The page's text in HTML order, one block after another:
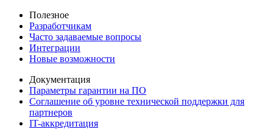
Полезное
Разработчикам
Часто задаваемые вопросы
Интеграции
Новые возможности
Документация
Параметры гарантии на ПО
Соглашение об уровне технической поддержки для
партнеров
IT-аккредитация